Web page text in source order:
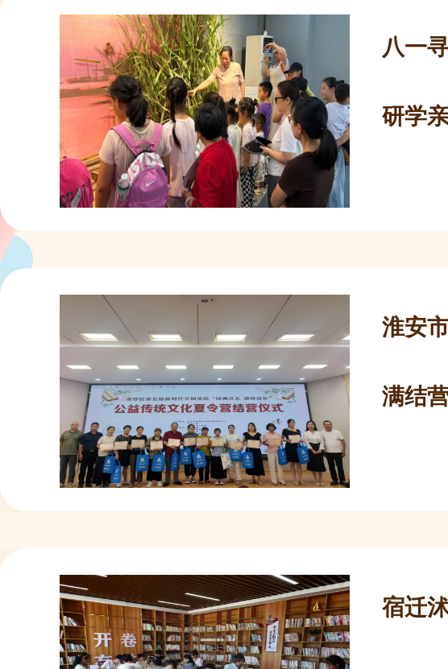
八一
研学
淮安
满结
宿迁